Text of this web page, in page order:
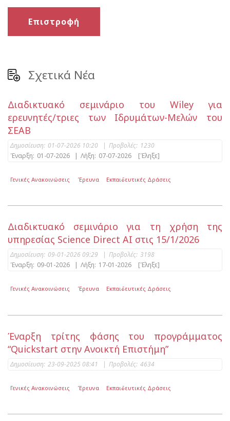
Επιστροφή
Σχετικά Νέα
Διαδικτυακό σεμινάριο του Wiley για
ερευνητές/τριες των Ιδρυμάτων-Μελών του
ΣΕΑΒ
Δημοσίευση: 01-07-2026 10:20 | Προβολές: 1230
Έναρξη: 01-07-2026 | Λήξη: 07-07-2026 [Έληξε]
Γενικές Ανακοινώσεις Έρευνα Εκπαιδευτικές Δράσεις
Διαδικτυακό σεμινάριο για τη χρήση της
υπηρεσίας Science Direct AI στις 15/1/2026
Δημοσίευση: 09-01-2026 09:29 | Προβολές: 3198
Έναρξη: 09-01-2026 | Λήξη: 17-01-2026 [Έληξε]
Γενικές Ανακοινώσεις Έρευνα Εκπαιδευτικές Δράσεις
Έναρξη τρίτης φάσης του προγράμματος
“Quickstart στην Ανοικτή Επιστήμη”
Δημοσίευση: 23-09-2025 08:41 | Προβολές: 4634
Γενικές Ανακοινώσεις Έρευνα Εκπαιδευτικές Δράσεις